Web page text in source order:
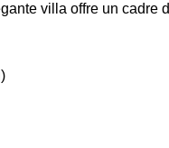
villa offre un cadre